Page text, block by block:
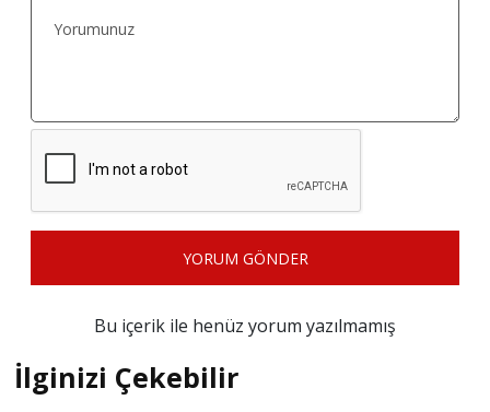
YORUM GÖNDER
Bu içerik ile henüz yorum yazılmamış
İlginizi Çekebilir